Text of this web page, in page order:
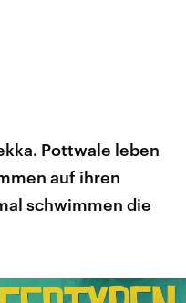
Pottwale leben
auf ihren
schwimmen die